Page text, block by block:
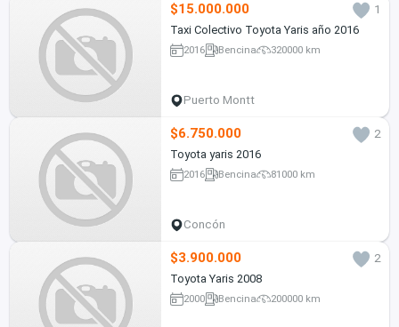
$15.000.000
1
Taxi Colectivo Toyota Yaris año 2016
2016 Bencina 320000 km
Puerto Montt
$6.750.000
2
Toyota yaris 2016
2016 Bencina 81000 km
Concón
$3.900.000
2
Toyota Yaris 2008
2000 Bencina 200000 km